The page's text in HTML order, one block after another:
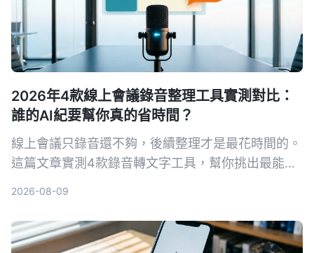
2026年4款線上會議錄音整理工具實測對比：
誰的AI紀要幫你真的省時間？
線上會議只錄音還不夠，後續整理才是最花時間的。
這篇文章實測4款錄音轉文字工具，幫你挑出最能自
2026-08-09